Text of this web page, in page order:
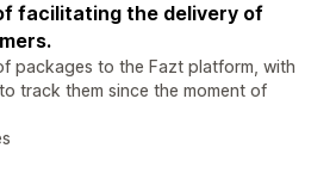
facilitating the delivery of
packages to the Fazt platform, with
track them since the moment of